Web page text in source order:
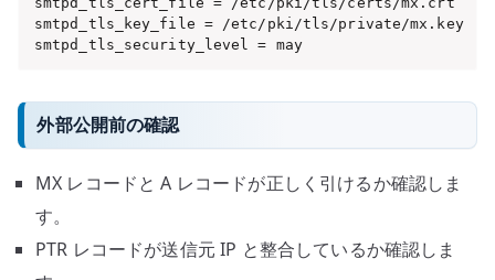
smtpd_tls_key_file = /etc/pki/tls/private/mx.key
smtpd_tls_security_level = may
外部公開前の確認
MX レコードと A レコードが正しく引けるか確認しま
す。
PTR レコードが送信元 IP と整合しているか確認しま